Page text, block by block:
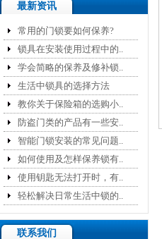
最新资讯
常用的门锁要如何保养?
锁具在安装使用过程中的..
学会简略的保养及修补锁..
生活中锁具的选择方法
教你关于保险箱的选购小..
防盗门类的产品有一些安..
智能门锁安装的常见问题..
如何使用及怎样保养锁有..
使用钥匙无法打开时，有..
轻松解决日常生活中锁的..
联系我们